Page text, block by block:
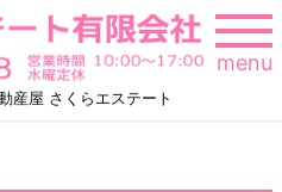
産屋 さくらエステート
menu